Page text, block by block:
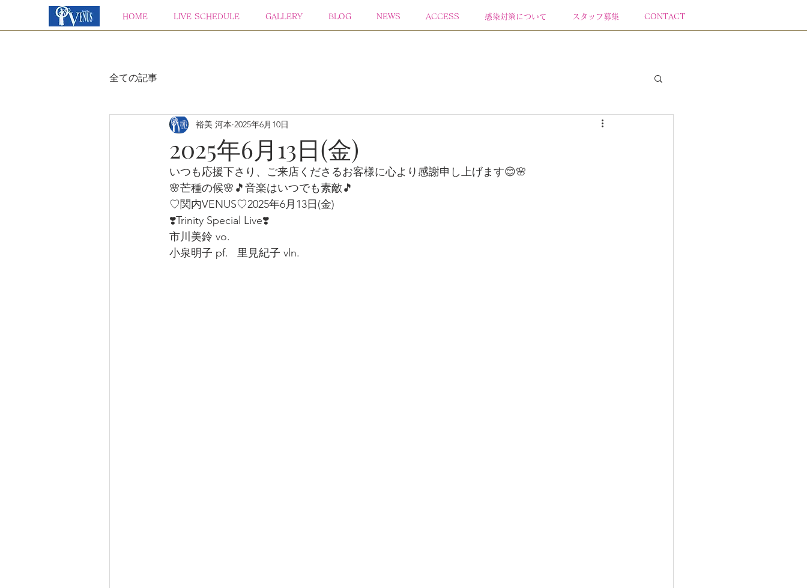
HOME LIVE SCHEDULE GALLERY BLOG NEWS ACCESS 感染対策について スタッフ募集 CONTACT
全ての記事
2025年6月13日(金)
裕美 河本 2025年6月10日
いつも応援下さり、ご来店くださるお客様に心より感謝申し上げます😊🌸
🌸芒種の候🌸🎵音楽はいつでも素敵🎵
♡関内VENUS♡2025年6月13日(金)
❣️Trinity Special Live❣️
市川美鈴 vo.
小泉明子 pf.   里見紀子 vln.